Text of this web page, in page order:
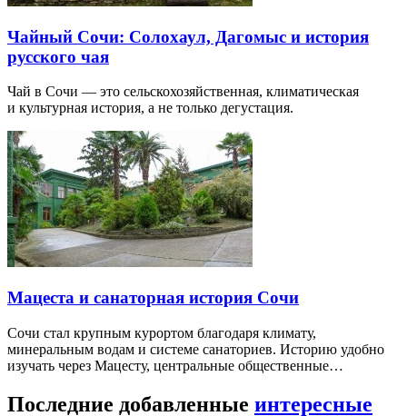
Чайный Сочи: Солохаул, Дагомыс и история
русского чая
Чай в Сочи — это сельскохозяйственная, климатическая
и культурная история, а не только дегустация.
Мацеста и санаторная история Сочи
Сочи стал крупным курортом благодаря климату,
минеральным водам и системе санаториев. Историю удобно
изучать через Мацесту, центральные общественные…
Последние добавленные интересные